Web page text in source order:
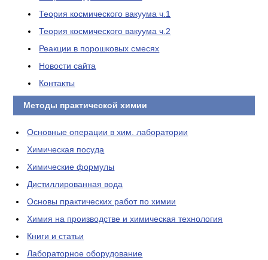
Теория космического вакуума ч.1
Теория космического вакуума ч.2
Реакции в порошковых смесях
Новости сайта
Контакты
Методы практической химии
Основные операции в хим. лаборатории
Химическая посуда
Химические формулы
Дистиллированная вода
Основы практических работ по химии
Химия на производстве и химическая технология
Книги и статьи
Лабораторное оборудование